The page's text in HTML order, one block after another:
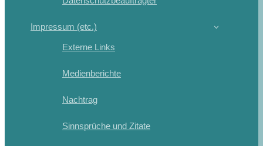
Impressum (etc.)
Externe Links
Medienberichte
Nachtrag
Sinnsprüche und Zitate